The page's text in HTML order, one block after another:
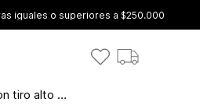
iguales o superiores a $250.000
Pantalon tiro alto bota ancha